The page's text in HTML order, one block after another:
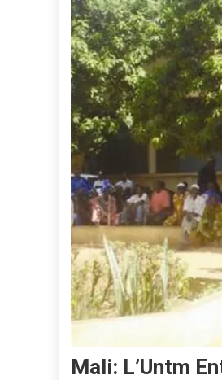
Mali: L’Untm